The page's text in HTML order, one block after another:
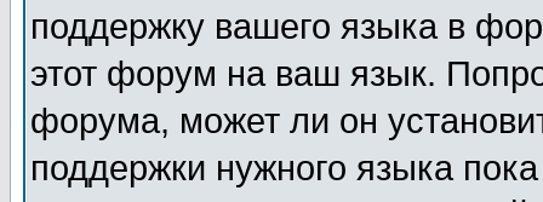
поддержку вашего языка в
этот форум на ваш язык.
форума, может ли он
поддержки нужного языка